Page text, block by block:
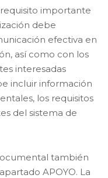
importante
debe
efectiva en
así como con los
interesadas
incluir información
los requisitos
del sistema de
también
APOYO. La